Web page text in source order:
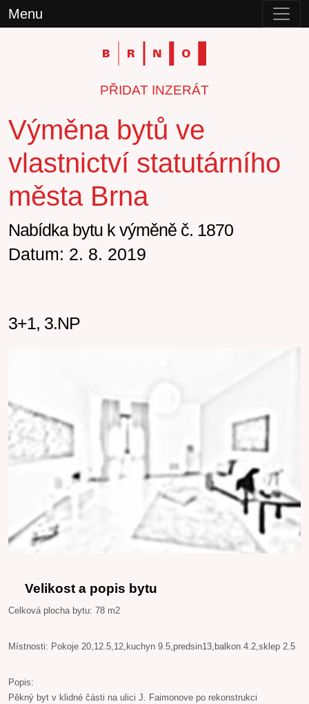
Menu
PŘIDAT INZERÁT
Výměna bytů ve
vlastnictví statutárního
města Brna
Nabídka bytu k výměně č. 1870
Datum: 2. 8. 2019
3+1, 3.NP
Velikost a popis bytu
Celková plocha bytu: 78 m2
Místnosti: Pokoje 20,12.5,12,kuchyn 9.5,predsin13,balkon 4.2,sklep 2.5
Popis:
Pěkný byt v klidné části na ulici J. Faimonove po rekonstrukci